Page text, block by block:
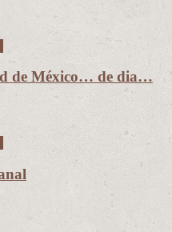
de México… de dia…